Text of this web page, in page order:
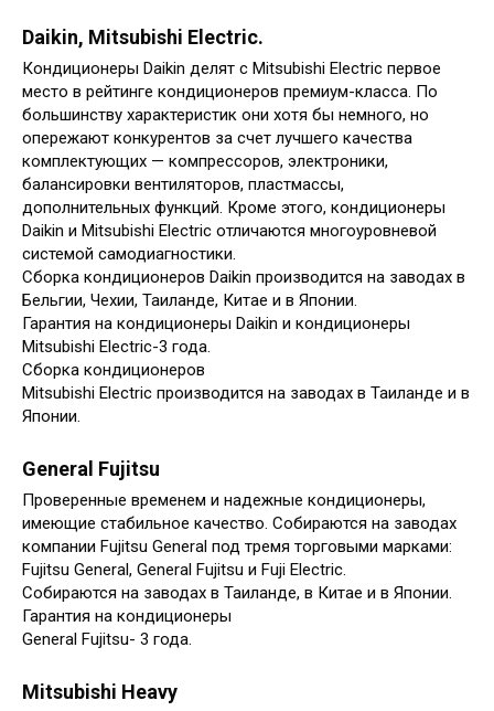
Daikin, Mitsubishi Electric.
Кондиционеры Daikin делят с Mitsubishi Electric первое
место в рейтинге кондиционеров премиум-класса. По
большинству характеристик они хотя бы немного, но
опережают конкурентов за счет лучшего качества
комплектующих — компрессоров, электроники,
балансировки вентиляторов, пластмассы,
дополнительных функций. Кроме этого, кондиционеры
Daikin и Mitsubishi Electric отличаются многоуровневой
системой самодиагностики.
Сборка кондиционеров Daikin производится на заводах в
Бельгии, Чехии, Таиланде, Китае и в Японии.
Гарантия на кондиционеры Daikin и кондиционеры
Mitsubishi Electric-3 года.
Сборка кондиционеров
Mitsubishi Electric производится на заводах в Таиланде и в
Японии.
General Fujitsu
Проверенные временем и надежные кондиционеры,
имеющие стабильное качество. Собираются на заводах
компании Fujitsu General под тремя торговыми марками:
Fujitsu General, General Fujitsu и Fuji Electric.
Собираются на заводах в Таиланде, в Китае и в Японии.
Гарантия на кондиционеры
General Fujitsu- 3 года.
Mitsubishi Heavy